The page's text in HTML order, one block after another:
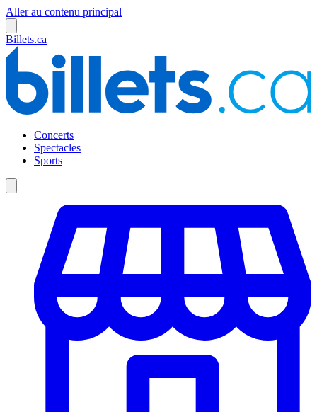
Aller au contenu principal
Billets.ca
Concerts
Spectacles
Sports